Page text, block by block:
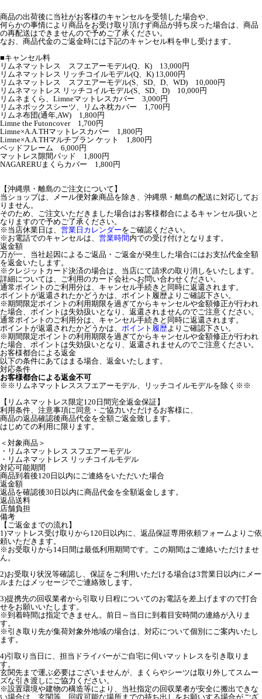
商品の出荷後に当社がお客様のキャンセルを受領した場合や、
何らかの事情により商品をお受け取り頂けず商品が持ち戻った場合は、商品
の再配送はできませんので予めご了承ください。
なお、商品代金のご返金時には下記のキャンセル料を申し受けます。
■キャンセル料
リムネマットレス スフエアーモデル(Q、K) 13,000円
リムネマットレス リッチコイルモデル(Q、K) 13,000円
リムネマットレス スフエアーモデル(S、SD、D、WD) 10,000円
リムネマットレス リッチコイルモデル(S、SD、D) 10,000円
リムネまくら、Limneマットレスカバー 3,000円
リムネボックスシーツ、リムネ枕カバー 1,700円
リムネ布団(通年,AW) 1,800円
Limne the Futoncover 1,700円
Limne×A.A.THマットレスカバー 1,800円
Limne×A.A.THマルチブラン ケット 1,800円
ベッドフレーム 6,000円
マットレス隙間パッド 1,800円
NAGARERUまくらカバー 1,800円
【沖縄県・離島のご注文について】
当ショップは、メール便対象商品を除き、沖縄県・離島の配送に対応してお
りません。
そのため、ご注文いただきました場合はお客様都合によるキャンセル扱いと
なりますので予めご了承ください。
※当店休業日は、 営業日カレンダーをご確認ください。
※お電話でのキャンセルは、 営業時間 内での受け付けとなります。
返金額
万が一、当社起因によるご返品・ご返金が発生した場合にはお支払代金全額
を返金いたします。
※クレジットカード決済の場合は、当店にて請求の取り消しをいたします。
詳細については、ご利用のカード会社へお問い合わせください。
通常ポイントのご利用分は、キャンセル手続きと同時に返還されます。
ポイントが返還されたかどうかは、ポイント履歴よりご確認下さい。
※期間限定ポイントの利用期限を過ぎてからキャンセルや金額修正が行われ
た場合、ポイントは失効扱いとなり、返還されませんのでご注意ください。
通常ポイントのご利用分は、キャンセル手続きと同時に返還されます。
ポイントが返還されたかどうかは、 ポイント履歴よりご確認下さい。
※期間限定ポイントの利用期限を過ぎてからキャンセルや金額修正が行われ
た場合、ポイントは失効扱いとなり、返還されませんのでご注意ください。
お客様都合による返金
以下の条件にあてはまる場合、返金いたします。
対応条件
お客様都合による返金不可
※※リムネマットレススフエアーモデル、リッチコイルモデルを除く※※
【リムネマットレス限定120日間完全返金保証】
利用条件、注意事項に同意・ご協力いただけるお客様に、
商品の返品確認後商品代金を全額ご返金致します。
はじめての利用に限ります。
＜対象商品＞
・リムネマットレス スフエアーモデル
・リムネマットレス リッチコイルモデル
対応可能期間
商品到着後120日以内にご連絡をいただいた場合
返金額
返品を確認後30日以内に商品代金を全額返金します。
返品送料
店舗負担
備考
【ご返金までの流れ】
1)マットレス受け取りから120日以内に、返品保証専用依頼フォームよりご依
頼いただきます。
※お受取りから14日間は最低利用期間です。この期間はご連絡いただけませ
ん。
2)お受取り状況等確認し、保証をご利用いただける場合は3営業日以内にメー
ルまたはメッセージでご連絡致します。
3)提携先の回収業者から引取り日程についてのお電話を差上げますので打合
せをお願いいたします。
※到着時間は指定できません。前日～当日に到着目安時間の連絡が入りま
す。
※引き取り先が集荷対象外地域の場合は、対応について個別にご案内いたし
ます。
4)引取り当日に、担当ドライバーがご自宅に伺いマットレスを引き取りま
す。
玄関先まで運ぶ必要はございませんが、まくらやシーツは取り外してスムー
ズな引き渡しにご協力ください。
※設置環境や建物の構造等により、当社指定の回収業者が安全に搬出できな
い場合は、玄関等、回収可能な場所までの持ち出しをお願いする場合がござ